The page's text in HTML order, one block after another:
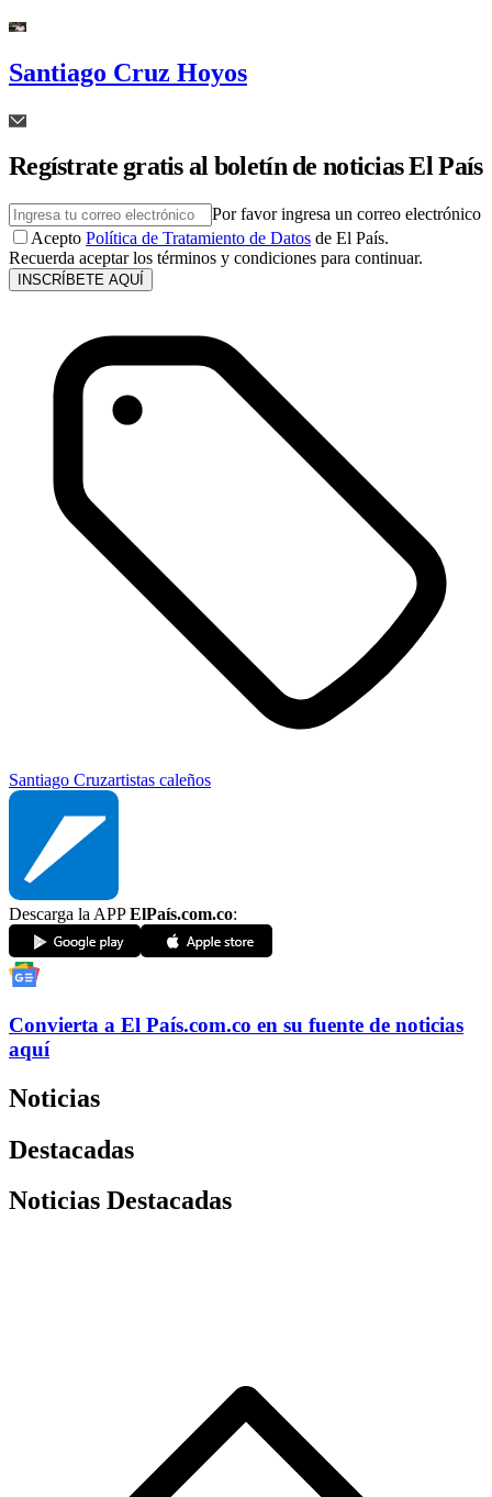
Santiago Cruz Hoyos
Regístrate gratis al boletín de noticias El País
Por favor ingresa un correo electrónico
Acepto Política de Tratamiento de Datos de El País.
Recuerda aceptar los términos y condiciones para continuar.
INSCRÍBETE AQUÍ
Santiago Cruzartistas caleños
Descarga la APPElPaís.com.co:
Convierta a El País.com.co en su fuente de noticias
aquí
Noticias
Destacadas
Noticias Destacadas